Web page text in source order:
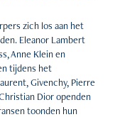
zich los aan het
Eleanor Lambert
Anne Klein en
tijdens het
Givenchy, Pierre
Dior openden
toonden hun